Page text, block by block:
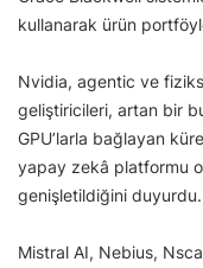
kullanarak ürün
Nvidia, agentic ve
geliştiricileri, artan bir
GPU’larla bağlayan
yapay zekâ platformu
genişletildiğini duyurdu.
Mistral AI, Nebius,